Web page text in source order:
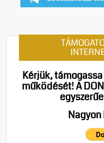
Kérjük,
működését!A